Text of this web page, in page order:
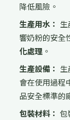
降低風險。
生產用水：
響奶粉的安全
化處理 。
生產設備：
會在使用過程
品安全標準的
包裝材料： 包